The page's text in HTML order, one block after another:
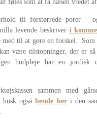
føles som at få næsen vredet
til forstørrede porer –
levende beskriver i
med til at gøre en forskel. Som
være tilstopninger, der er så
hudpleje har en jordisk
sammen med
husk ogsåhende heri den